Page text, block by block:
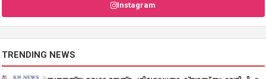
Instagram
TRENDING NEWS